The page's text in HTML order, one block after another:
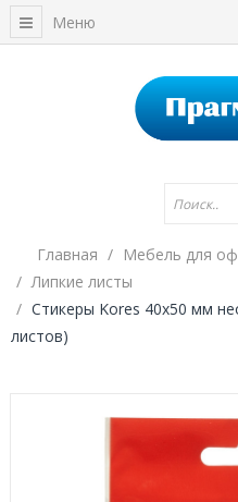
Меню
Главная Мебель для
Липкие листы
Стикеры Kores 40x50 мм
листов)